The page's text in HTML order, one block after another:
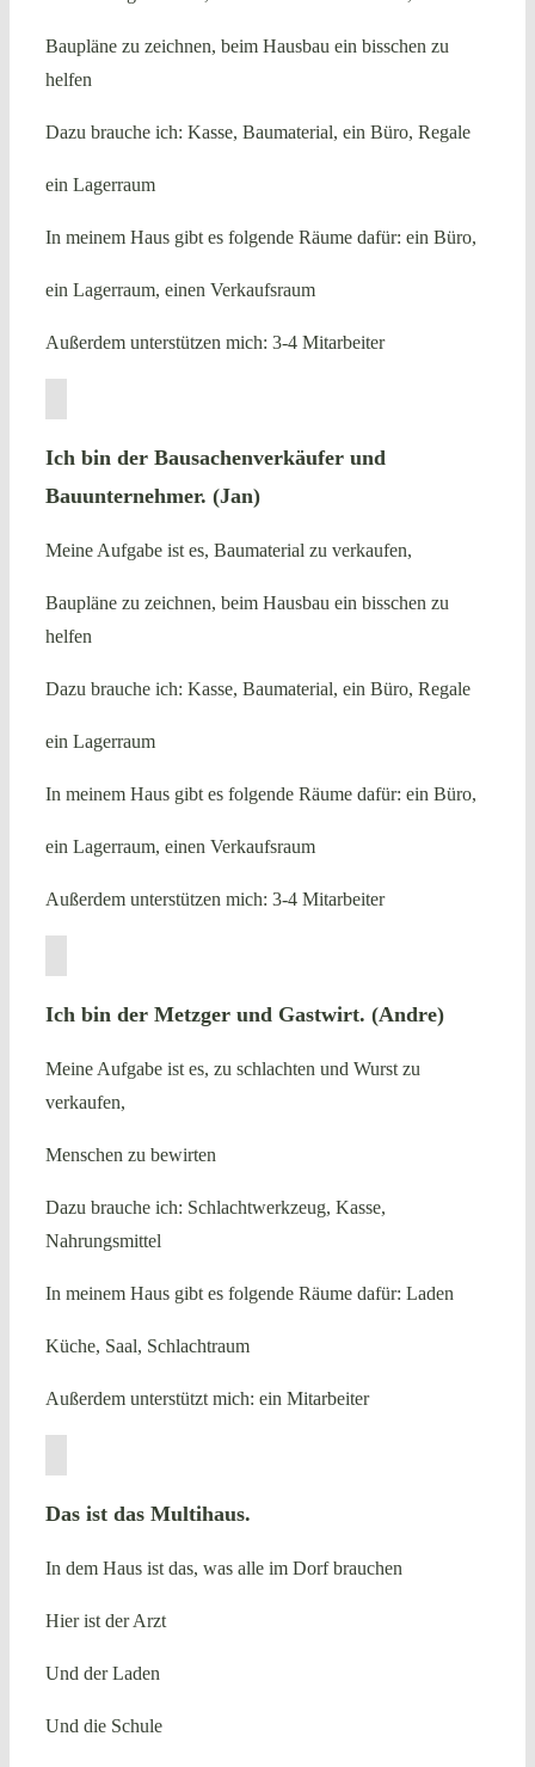
Baupläne zu zeichnen, beim Hausbau ein bisschen zu
helfen
Dazu brauche ich: Kasse, Baumaterial, ein Büro, Regale
ein Lagerraum
In meinem Haus gibt es folgende Räume dafür: ein Büro,
ein Lagerraum, einen Verkaufsraum
Außerdem unterstützen mich: 3-4 Mitarbeiter
Ich bin der Bausachenverkäufer und
Bauunternehmer. (Jan)
Meine Aufgabe ist es, Baumaterial zu verkaufen,
Baupläne zu zeichnen, beim Hausbau ein bisschen zu
helfen
Dazu brauche ich: Kasse, Baumaterial, ein Büro, Regale
ein Lagerraum
In meinem Haus gibt es folgende Räume dafür: ein Büro,
ein Lagerraum, einen Verkaufsraum
Außerdem unterstützen mich: 3-4 Mitarbeiter
Ich bin der Metzger und Gastwirt. (Andre)
Meine Aufgabe ist es, zu schlachten und Wurst zu
verkaufen,
Menschen zu bewirten
Dazu brauche ich: Schlachtwerkzeug, Kasse,
Nahrungsmittel
In meinem Haus gibt es folgende Räume dafür: Laden
Küche, Saal, Schlachtraum
Außerdem unterstützt mich: ein Mitarbeiter
Das ist das Multihaus.
In dem Haus ist das, was alle im Dorf brauchen
Hier ist der Arzt
Und der Laden
Und die Schule